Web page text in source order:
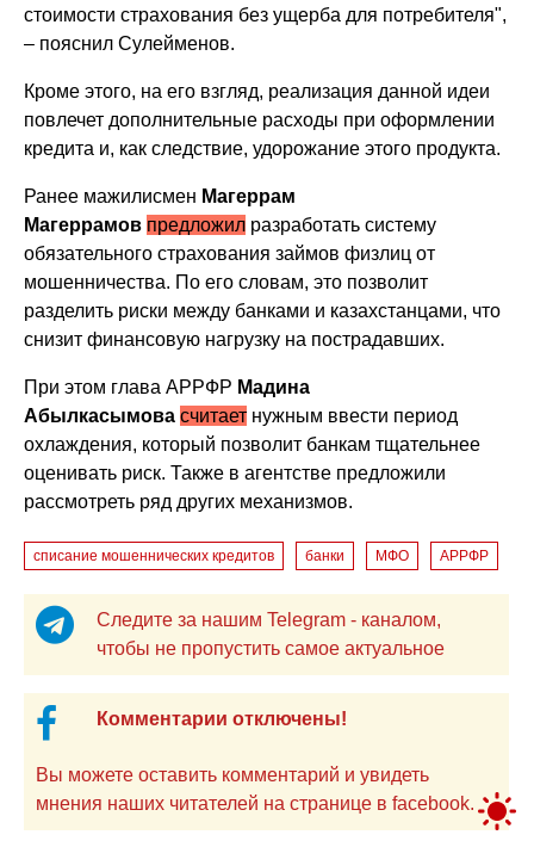
стоимости страхования без ущерба для потребителя",
– пояснил Сулейменов.
Кроме этого, на его взгляд, реализация данной идеи
повлечет дополнительные расходы при оформлении
кредита и, как следствие, удорожание этого продукта.
Ранее мажилисмен Магеррам
Магеррамов предложил разработать систему
обязательного страхования займов физлиц от
мошенничества. По его словам, это позволит
разделить риски между банками и казахстанцами, что
снизит финансовую нагрузку на пострадавших.
При этом глава АРРФР Мадина
Абылкасымова считает нужным ввести период
охлаждения, который позволит банкам тщательнее
оценивать риск. Также в агентстве предложили
рассмотреть ряд других механизмов.
списание мошеннических кредитов банки МФО АРРФР
Следите за нашим Telegram - каналом,
чтобы не пропустить самое актуальное
Комментарии отключены!
Вы можете оставить комментарий и увидеть
мнения наших читателей на странице в facebook.